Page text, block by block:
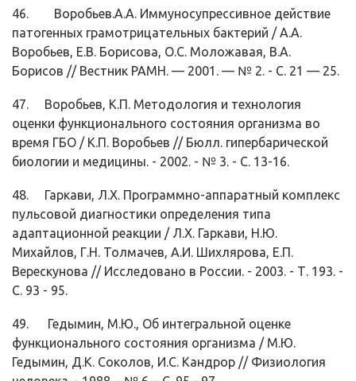
46. Воробьев.А.А. Иммуносупрессивное действие
патогенных грамотрицательных бактерий / А.А.
Воробьев, Е.В. Борисова, О.С. Моло­жавая, В.А.
Борисов // Вестник РАМН. — 2001. — № 2. - С. 21 — 25.
47. Воробьев, К.П. Методология и технология
оценки функционального со­стояния организма во
время ГБО / К.П. Воробьев // Бюлл. гипербарической
биологии и медицины. - 2002. - № 3. - С. 13-16.
48. Гаркави, Л.Х. Программно-аппаратный комплекс
пульсовой диагностики определения типа
адаптационной реакции / Л.Х. Гаркави, Н.Ю.
Михайлов, Г.Н. Толмачев, А.И. Шихлярова, Е.П.
Верескунова // Исследовано в Рос­сии. - 2003. - Т. 193. -
С. 93 - 95.
49. Гедымин, М.Ю., Об интегральной оценке
функционального состояния ор­ганизма / М.Ю.
Гедымин, Д.К. Соколов, И.С. Кандрор // Физиология